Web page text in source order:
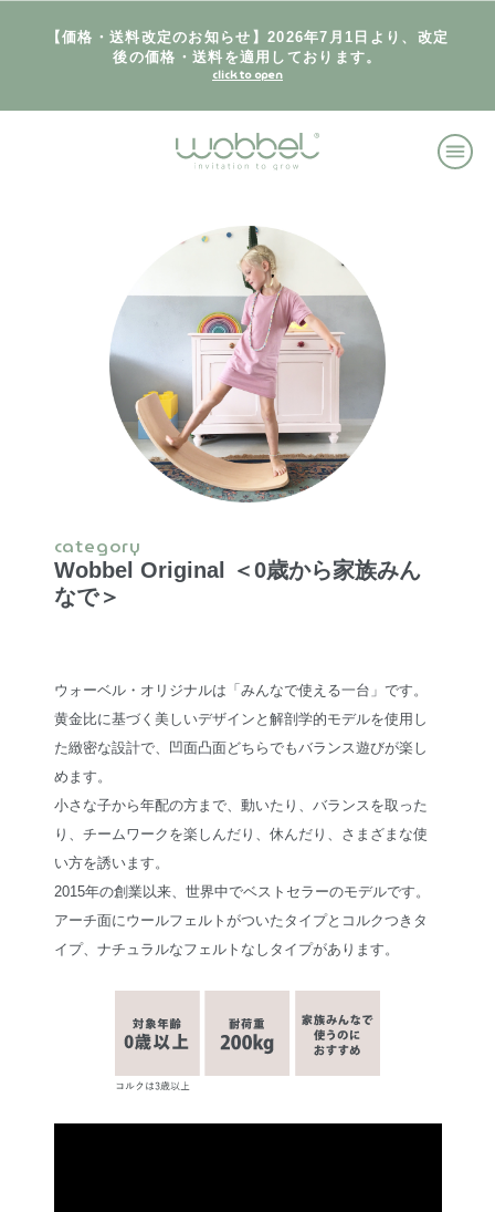
【価格・送料改定のお知らせ】2026年7月1日より、改定
後の価格・送料を適用しております。
category
Wobbel Original ＜0歳から家族みん
なで＞
ウォーベル・オリジナルは「みんなで使える一台」です。
黄金比に基づく美しいデザインと解剖学的モデルを使用し
た緻密な設計で、凹面凸面どちらでもバランス遊びが楽し
めます。
小さな子から年配の方まで、動いたり、バランスを取った
り、チームワークを楽しんだり、休んだり、さまざまな使
い方を誘います。
2015年の創業以来、世界中でベストセラーのモデルです。
アーチ面にウールフェルトがついたタイプとコルクつきタ
イプ、ナチュラルなフェルトなしタイプがあります。